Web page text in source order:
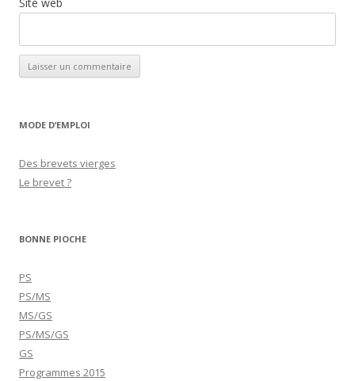
Site web
MODE D’EMPLOI
Des brevets vierges
Le brevet ?
BONNE PIOCHE
PS
PS/MS
MS/GS
PS/MS/GS
GS
Programmes 2015